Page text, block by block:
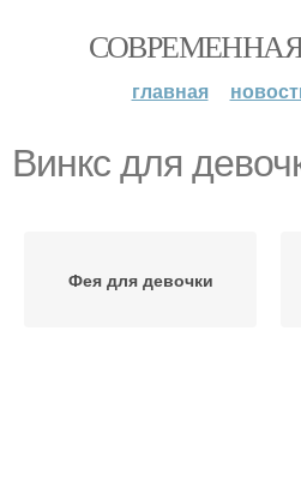
главная
Винкс для
Фея для девочки